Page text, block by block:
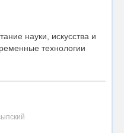
науки, искусства и
технологии